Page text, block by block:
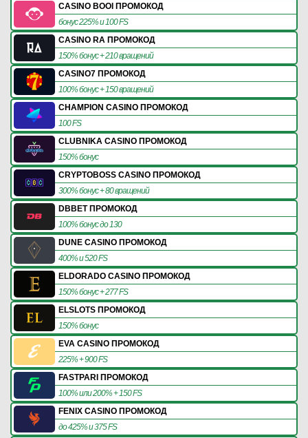
CASINO BOOI ПРОМОКОД
бонус 225% и 100 FS
CASINO RA ПРОМОКОД
150% бонус + 210 вращений
CASINO7 ПРОМОКОД
100% бонус + 150 вращений
CHAMPION CASINO ПРОМОКОД
100 FS
CLUBNIKA CASINO ПРОМОКОД
150% бонус
CRYPTOBOSS CASINO ПРОМОКОД
300% бонус + 80 вращений
DBBET ПРОМОКОД
100% бонус до 130
DUNE CASINO ПРОМОКОД
400% и 520 FS
ELDORADO CASINO ПРОМОКОД
150% бонус + 277 FS
ELSLOTS ПРОМОКОД
150% бонус
EVA CASINO ПРОМОКОД
225% + 900 FS
FASTPARI ПРОМОКОД
100% или 200% + 150 FS
FENIX CASINO ПРОМОКОД
до 425% и 375 FS